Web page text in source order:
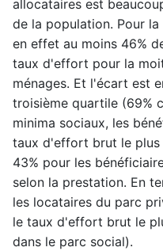
allocataires est
de la population. Pour
en effet au moins 46%
taux d'effort pour la
ménages. Et l'écart est
troisième quartile (69%
minima sociaux, les
taux d'effort brut le plus
43% pour les
selon la prestation. En
les locataires du parc
le taux d'effort brut le
dans le parc social).